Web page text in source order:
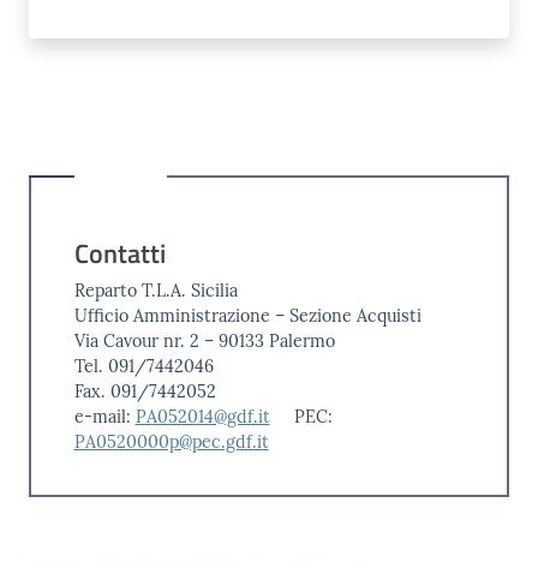
Contatti
Reparto T.L.A. Sicilia
Ufficio Amministrazione – Sezione Acquisti
Via Cavour nr. 2 – 90133 Palermo
Tel. 091/7442046
Fax. 091/7442052
e-mail: PA052014@gdf.it
PEC:
PA0520000p@pec.gdf.it